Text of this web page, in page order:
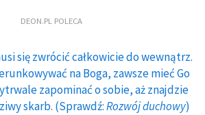
DEON.PL POLECA
się zwrócić całkowicie do wewnątrz.
na Boga, zawsze mieć Go
zapominać o sobie, aż znajdzie
skarb. (Sprawdź:Rozwój duchowy)